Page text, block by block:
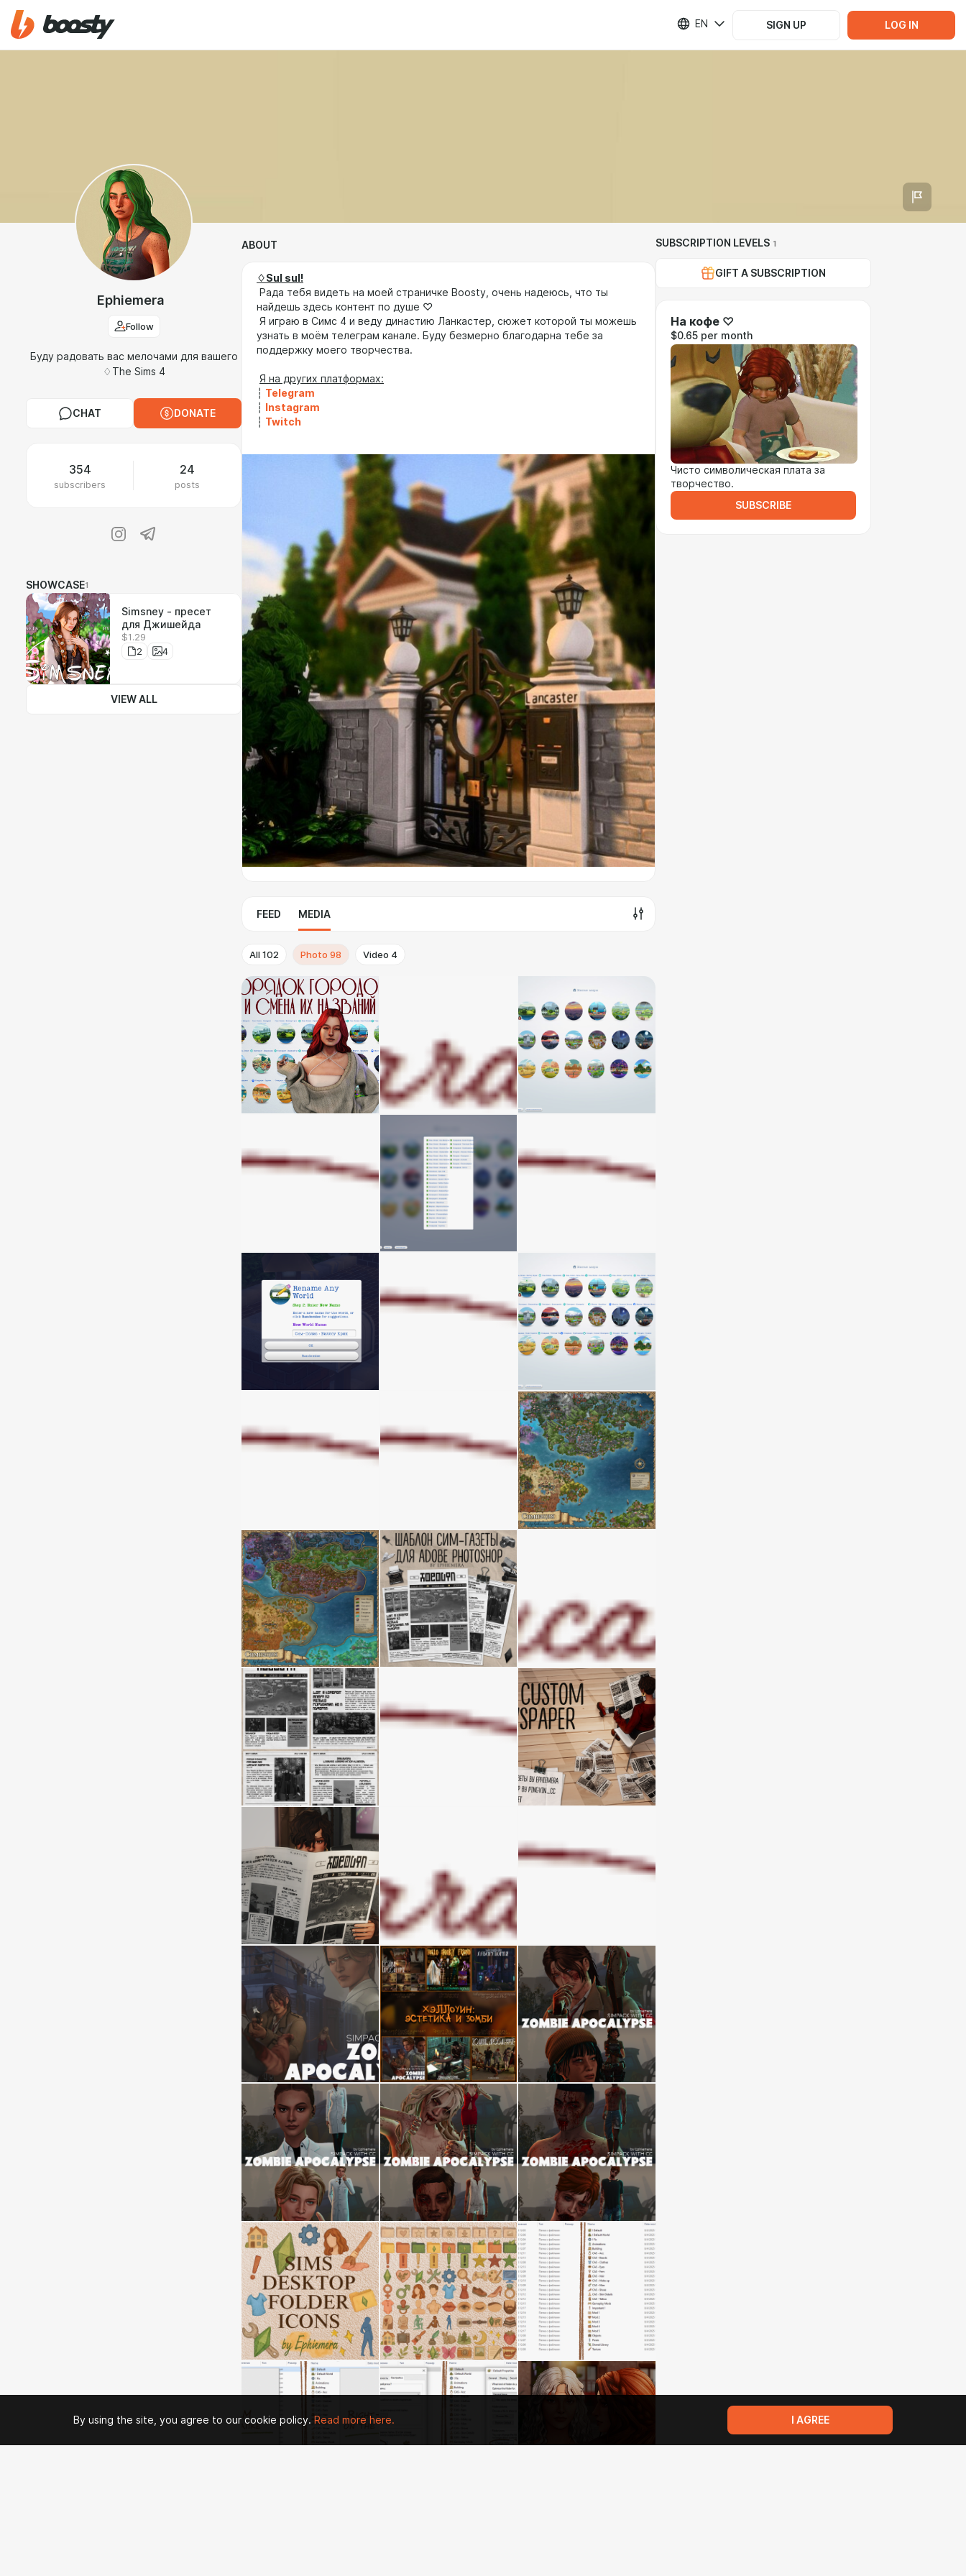
EN SIGN UP LOG IN
Ephiemera
Follow
Буду радовать вас мелочами для вашего
♢The Sims 4
CHAT DONATE
354
subscribers
24
posts
SHOWCASE1
Simsney - пресет
для Джишейда
$1.29
2
4
VIEW ALL
ABOUT
♢Sul sul!
ㅤ Рада тебя видеть на моей страничке Boosty, очень надеюсь, что ты
найдешь здесь контент по душе ♡
ㅤ Я играю в Симс 4 и веду династию Ланкастер, сюжет которой ты можешь
узнать в моём телеграм канале. Буду безмерно благодарна тебе за
поддержку моего творчества.
Я на других платформах:
┆ Telegram
┆
Instagram
┆ Twitch
FEED MEDIA
All102 Photo 98 Video 4
SUBSCRIPTION LEVELS 1
GIFT A SUBSCRIPTION
На кофе ♡
$0.65 per month
Чисто символическая плата за
творчество.
SUBSCRIBE
By using the site, you agree to our cookie policy. Read more here. I AGREE